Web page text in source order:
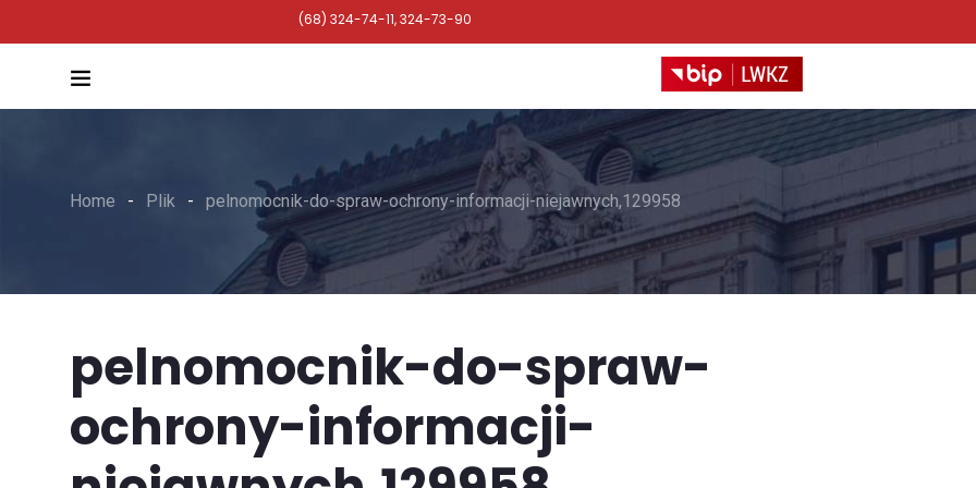
(68) 324-74-11, 324-73-90
Home Plik pelnomocnik-do-spraw-ochrony-informacji-niejawnych,129958
pelnomocnik-do-spraw-
ochrony-informacji-